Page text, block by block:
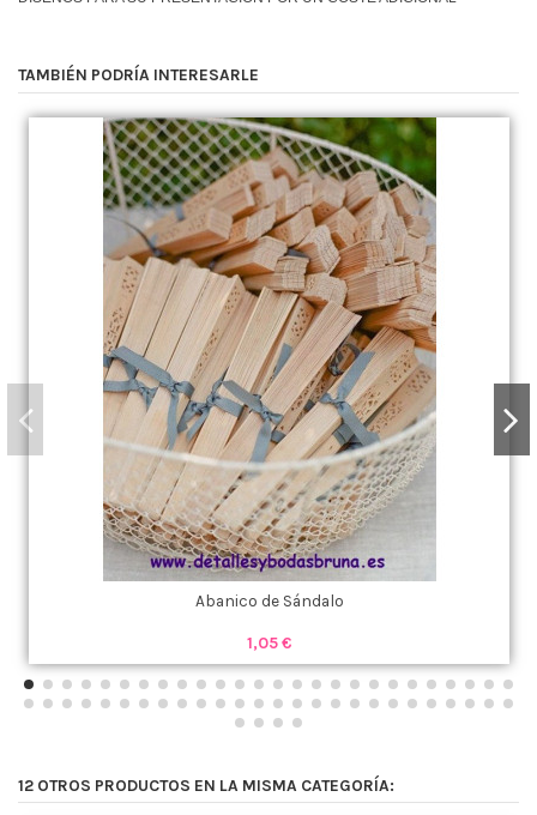
TAMBIÉN PODRÍA INTERESARLE
Abanico de Sándalo
1,05 €
12 OTROS PRODUCTOS EN LA MISMA CATEGORÍA: